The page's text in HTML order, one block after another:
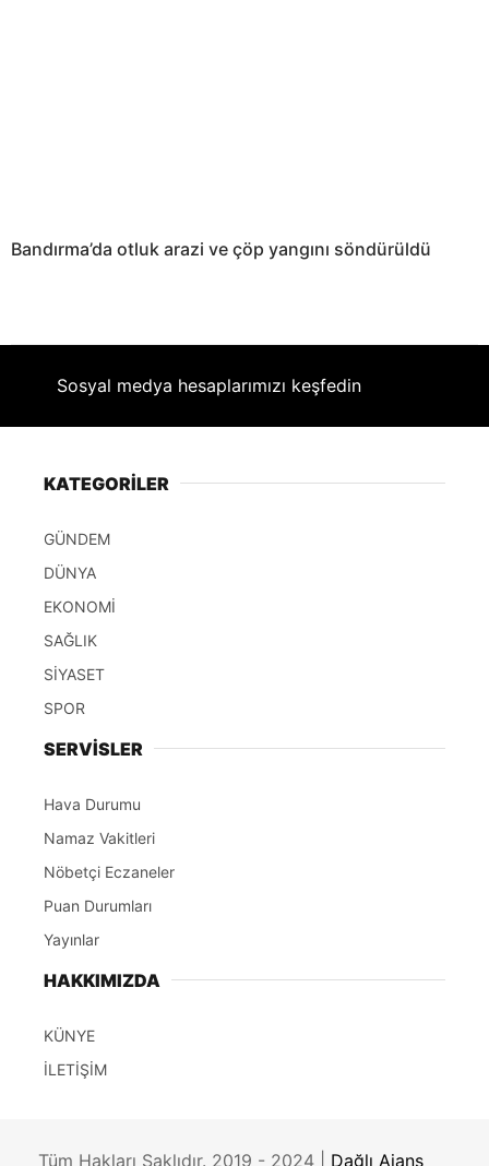
Bandırma’da otluk arazi ve çöp yangını söndürüldü
Sosyal medya hesaplarımızı keşfedin
KATEGORİLER
GÜNDEM
DÜNYA
EKONOMİ
SAĞLIK
SİYASET
SPOR
SERVİSLER
Hava Durumu
Namaz Vakitleri
Nöbetçi Eczaneler
Puan Durumları
Yayınlar
HAKKIMIZDA
KÜNYE
İLETİŞİM
Tüm Hakları Saklıdır. 2019 - 2024 | Dağlı Ajans